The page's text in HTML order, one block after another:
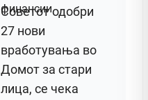
Советот одобри
27 нови
вработувања во
Домот за стари
лица, се чека